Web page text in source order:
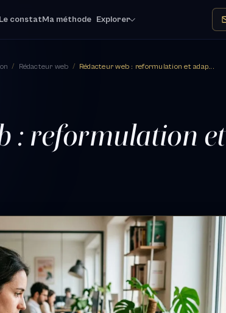
Le constatMa méthode Explorer
/ Rédacteur web / Rédacteur web : reformulation et adap...
: reformulation et